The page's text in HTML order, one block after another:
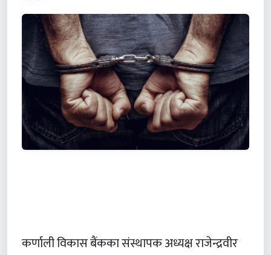
कर्णाली विकास बैंकका संस्थापक अध्यक्ष राजेन्द्रवीर